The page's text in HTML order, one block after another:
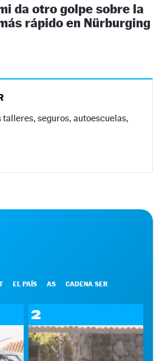
da otro golpe sobre la
rápido en Nürburging
seguros, autoescuelas,
EL PAÍS AS CADENA SER
2